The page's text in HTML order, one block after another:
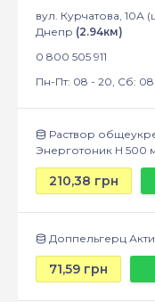
вул. Курчатова, 10А
Днепр (2.94км)
0 800 505 911
Пн-Пт: 08 - 20, Сб:
Раствор
Энерготоник Н 500
210,38 грн
Доппельгерц
71,59 грн